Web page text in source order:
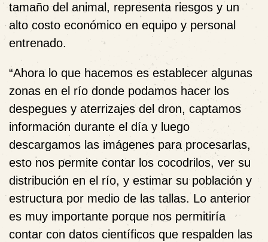
tamaño del animal, representa riesgos y un
alto costo económico en equipo y personal
entrenado.
“Ahora lo que hacemos es establecer algunas
zonas en el río donde podamos hacer los
despegues y aterrizajes del dron, captamos
información durante el día y luego
descargamos las imágenes para procesarlas,
esto nos permite contar los cocodrilos, ver su
distribución en el río, y estimar su población y
estructura por medio de las tallas. Lo anterior
es muy importante porque nos permitiría
contar con datos científicos que respalden las